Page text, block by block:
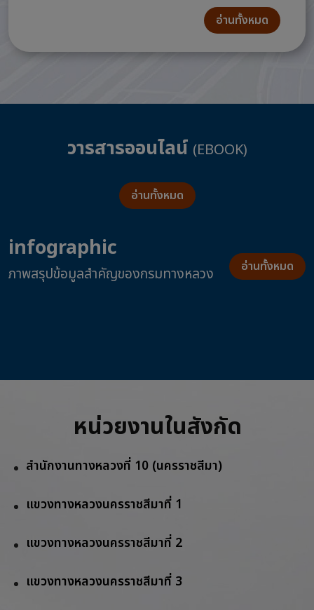
อ่านทั้งหมด
วารสารออนไลน์ (EBOOK)
อ่านทั้งหมด
infographic
ภาพสรุปข้อมูลสำคัญของกรมทางหลวง อ่านทั้งหมด
หน่วยงานในสังกัด
สำนักงานทางหลวงที่ 10 (นครราชสีมา)
แขวงทางหลวงนครราชสีมาที่ 1
แขวงทางหลวงนครราชสีมาที่ 2
แขวงทางหลวงนครราชสีมาที่ 3